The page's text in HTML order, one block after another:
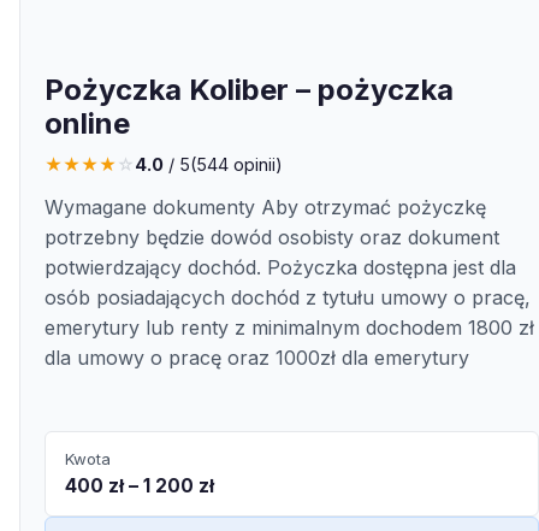
Pożyczka Koliber – pożyczka
online
★★★★☆4.0 / 5(544 opinii)
Wymagane dokumenty Aby otrzymać pożyczkę
potrzebny będzie dowód osobisty oraz dokument
potwierdzający dochód. Pożyczka dostępna jest dla
osób posiadających dochód z tytułu umowy o pracę,
emerytury lub renty z minimalnym dochodem 1800 zł
dla umowy o pracę oraz 1000zł dla emerytury
Kwota
400 zł – 1 200 zł